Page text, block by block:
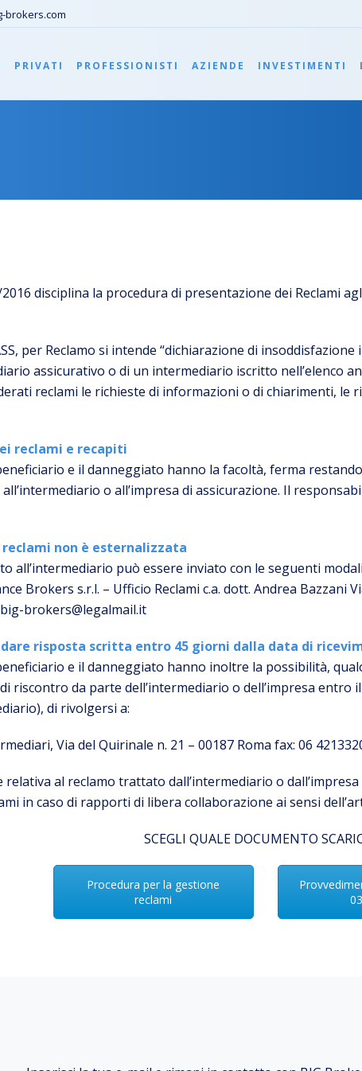
brokers.com
PRIVATI PROFESSIONISTI AZIENDE INVESTIMENTI
disciplina la procedura di presentazione dei Reclami
, per Reclamo si intende “dichiarazione di
assicurativo o di un intermediario iscritto nell’elenco
reclami le richieste di informazioni o di chiarimenti, le
reclami e recapiti
e il danneggiato hanno la facoltà, ferma
o all’impresa di assicurazione. Il
non è esternalizzata
all’intermediario può essere inviato con le seguenti
Brokers s.r.l. – Ufficio Reclami c.a. dott. Andrea Bazzani
brokers@legalmail.it
risposta scritta entro 45 giorni dalla data di
e il danneggiato hanno inoltre la possibilità,
riscontro da parte dell’intermediario o dell’impresa
di rivolgersi a:
Via del Quirinale n. 21 – 00187 Roma fax: 06
al reclamo trattato dall’intermediario o
in caso di rapporti di libera collaborazione ai sensi
SCEGLI QUALE DOCUMENTO
Procedura per la gestione
reclami